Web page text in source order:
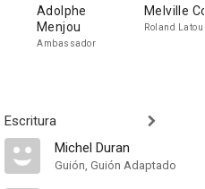
Adolphe
Menjou
Ambassador
Melville
Roland
Escritura
Michel Duran
Guión, Guión Adaptado